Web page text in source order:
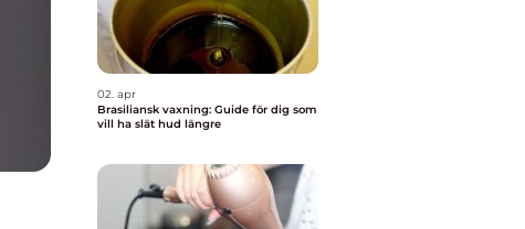
02. apr
Brasiliansk vaxning: Guide för dig som
vill ha slät hud längre